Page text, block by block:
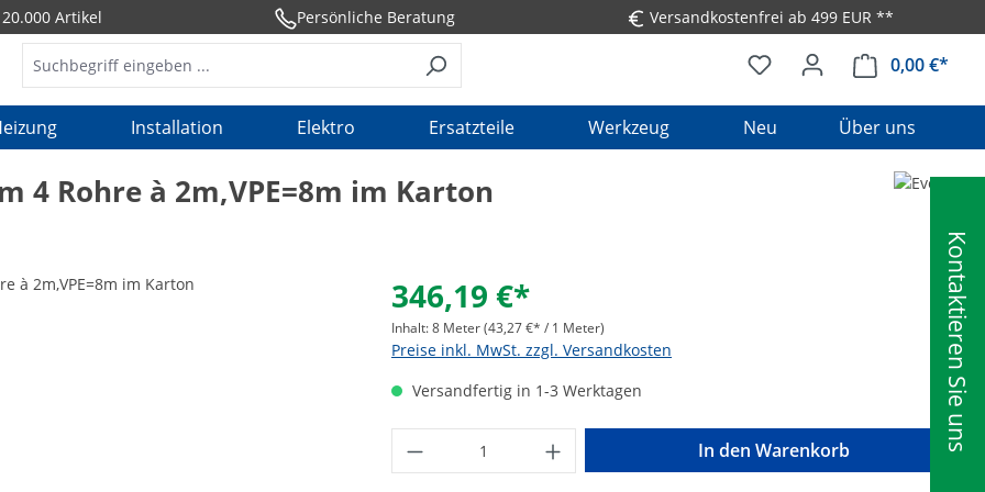
Artikel Persönliche Beratung Versandkostenfrei ab 499 EUR **
0,00 €*
Installation Elektro Ersatzteile Werkzeug Neu Über uns
Kontaktieren Sie uns
4 Rohre à 2m,VPE=8m im Karton
346,19 €*
Inhalt:8 Meter(43,27 €* / 1 Meter)
Preise inkl. MwSt. zzgl. Versandkosten
Versandfertig in 1-3 Werktagen
Produkt Anzahl: Gib den gewünschten Wert
In den Warenkorb